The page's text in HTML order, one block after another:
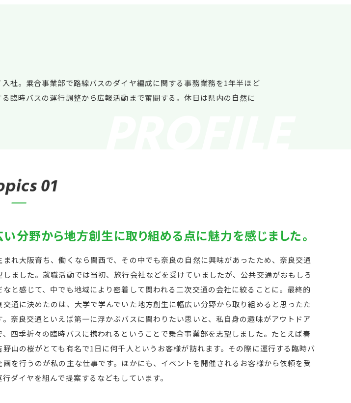
社。乗合事業部で路線バスのダイヤ編成に関する事務業務を1年半ほど
臨時バスの運行調整から広報活動まで奮闘する。休日は県内の自然に
pics01
分野から地方創生に取り組める点に魅力を感じました。
まれ大阪育ち、働くなら関西で、その中でも奈良の自然に興味があったため、奈良交通
しました。就職活動では当初、旅行会社などを受けていましたが、公共交通がおもしろ
なと感じて、中でも地域により密着して関われる二次交通の会社に絞ることに。最終的
交通に決めたのは、大学で学んでいた地方創生に幅広い分野から取り組めると思ったた
。奈良交通といえば第一に浮かぶバスに関わりたい思いと、私自身の趣味がアウトドア
、四季折々の臨時バスに携われるということで乗合事業部を志望しました。たとえば春
野山の桜がとても有名で1日に何千人というお客様が訪れます。その際に運行する臨時バ
画を行うのが私の主な仕事です。ほかにも、イベントを開催されるお客様から依頼を受
行ダイヤを組んで提案するなどもしています。